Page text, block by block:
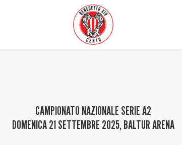
CAMPIONATO NAZIONALE SERIE A2
DOMENICA 21 SETTEMBRE 2025,BALTUR ARENA